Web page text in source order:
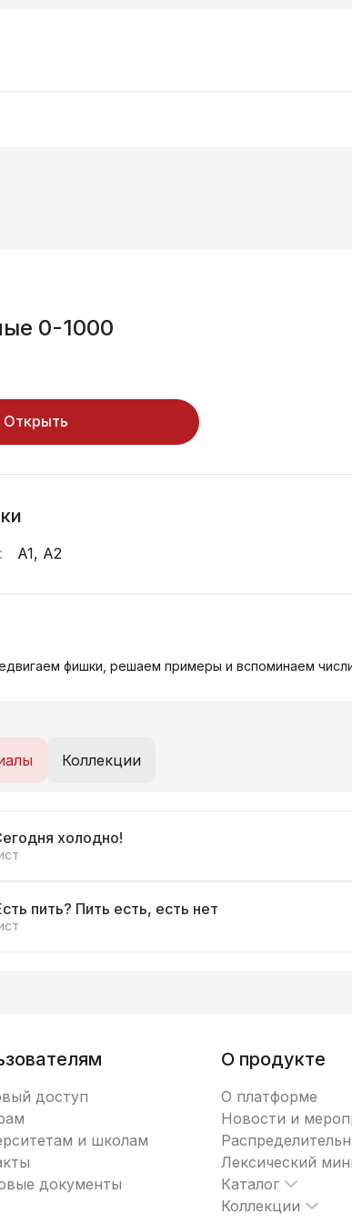
0-1000
Открыть
A1, A2
фишки, решаем примеры и вспоминаем
Коллекции
холодно!
пить? Пить есть, есть нет
доступ
и школам
документы
О продукте
О платформе
Новости и
Лексический
Каталог
Коллекции